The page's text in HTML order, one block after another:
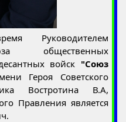
Руководителем
общественных
войск "Союз
Героя Советского
Востротина В.А,
Правления является